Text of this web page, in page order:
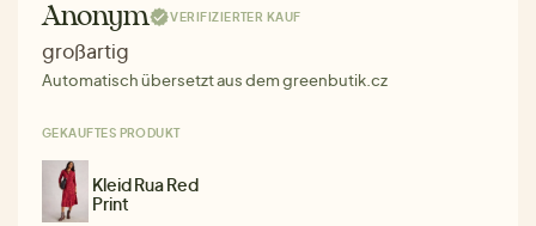
Anonym VERIFIZIERTER KAUF
großartig
Automatisch übersetzt aus dem greenbutik.cz
GEKAUFTES PRODUKT
Kleid Rua Red
Print